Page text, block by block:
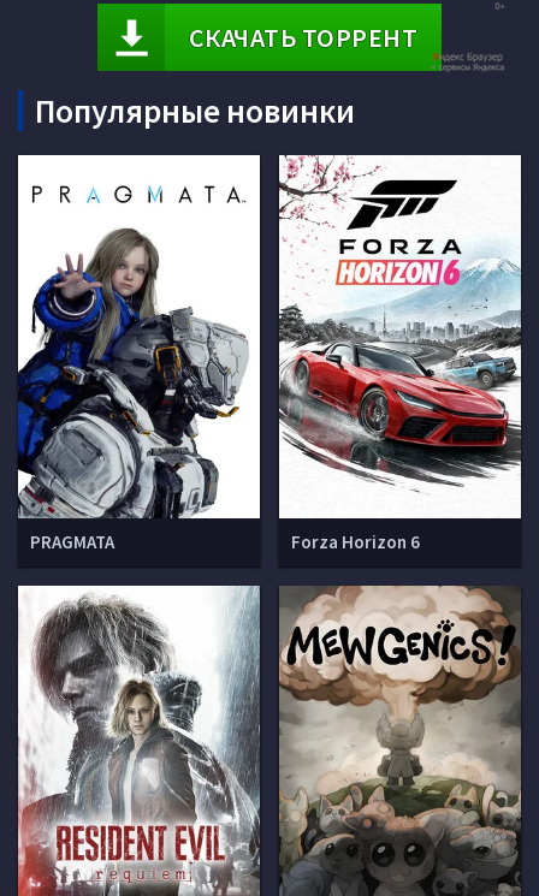
СКАЧАТЬ ТОРРЕНТ
Популярные новинки
PRAGMATA Forza Horizon 6